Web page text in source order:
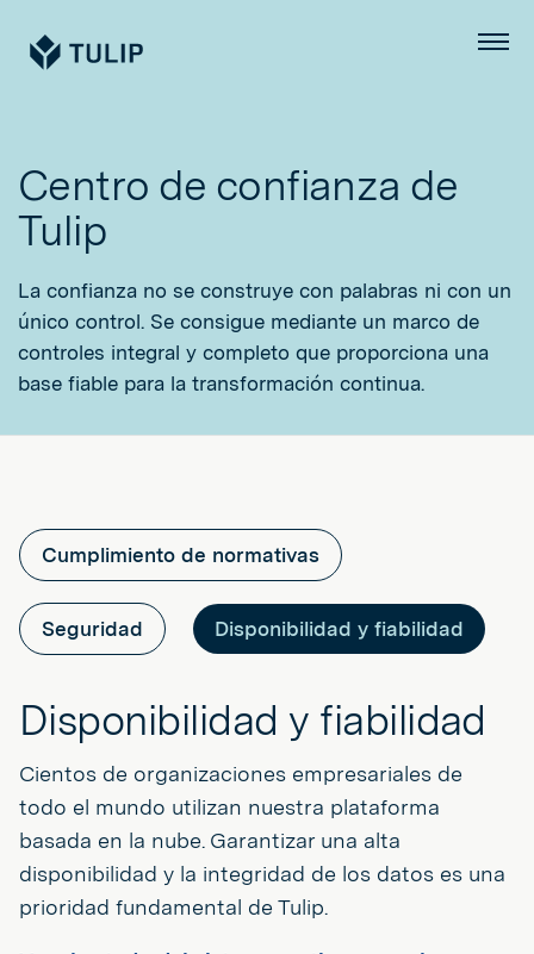
Tulip Menú
Centro de confianza de
Tulip
La confianza no se construye con palabras ni con un
único control. Se consigue mediante un marco de
controles integral y completo que proporciona una
base fiable para la transformación continua.
Cumplimiento de normativas
Seguridad Disponibilidad y fiabilidad
Disponibilidad y fiabilidad
Cientos de organizaciones empresariales de
todo el mundo utilizan nuestra plataforma
basada en la nube. Garantizar una alta
disponibilidad y la integridad de los datos es una
prioridad fundamental de Tulip.